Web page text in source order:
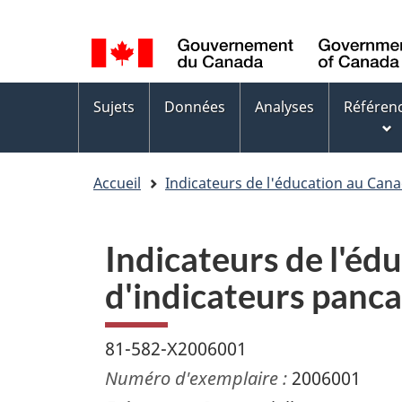
de
la
langue
Language
switcher
Menus
des
sujets
Sujets Données Analyses
Accueil Indicateurs de l'éducation au
Indicateurs de
d'indicateurs
81-582-X2006001
Numéro d'exemplaire : 2006001